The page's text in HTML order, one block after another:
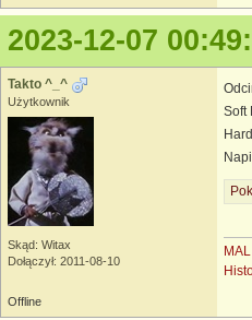
2023-12-07
Takto ^_^
Użytkownik
Skąd: Witax
Dołączył: 2011-08-10
Soft
MAL
Offline